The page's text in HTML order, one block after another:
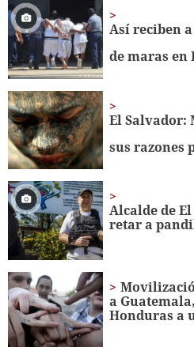
4
minutes,
31
seconds
Así reciben
de maras en
El Salvador:
sus razones
Alcalde de
retar a
a
Honduras a